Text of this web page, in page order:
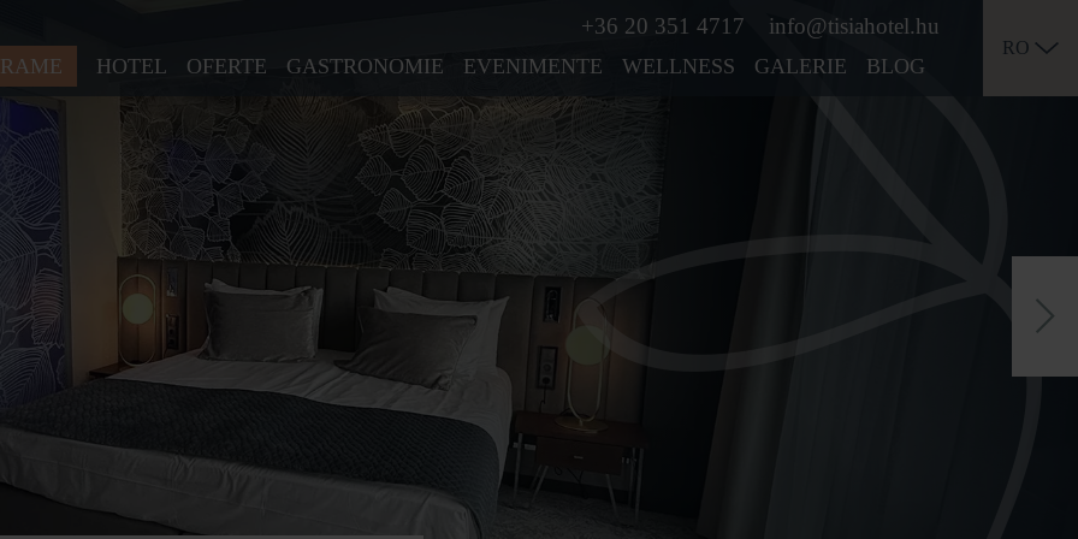
+36 20 351 4717 info@tisiahotel.hu
HOTEL OFERTE GASTRONOMIE EVENIMENTE WELLNESS GALERIE BLOG
RO